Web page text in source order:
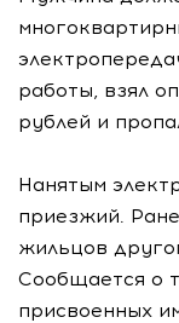
работы, взял
рублей и
Нанятым
приезжий.
жильцов
Сообщается о
присвоенных